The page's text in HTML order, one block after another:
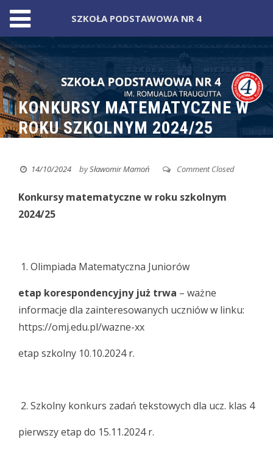
Skip
to
content
KONKURSY MATEMATYCZNE W
ROKU SZKOLNYM 2024/25
14/10/2024 bySławomir Mamoń Comment Closed
Konkursy matematyczne w roku szkolnym
2024/25
Olimpiada Matematyczna Juniorów
etap korespondencyjny już trwa – ważne
informacje dla zainteresowanych uczniów w linku:
https://omj.edu.pl/wazne-xx
etap szkolny 10.10.2024 r.
Szkolny konkurs zadań tekstowych dla ucz. klas 4
pierwszy etap do 15.11.2024 r.
SZKOŁA PODSTAWOWA NR 4